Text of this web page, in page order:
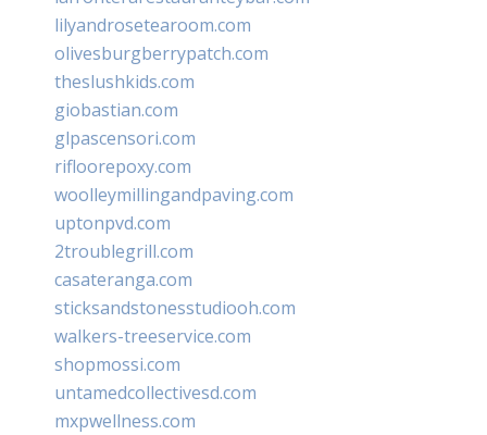
lilyandrosetearoom.com
olivesburgberrypatch.com
theslushkids.com
giobastian.com
glpascensori.com
rifloorepoxy.com
woolleymillingandpaving.com
uptonpvd.com
2troublegrill.com
casateranga.com
sticksandstonesstudiooh.com
walkers-treeservice.com
shopmossi.com
untamedcollectivesd.com
mxpwellness.com